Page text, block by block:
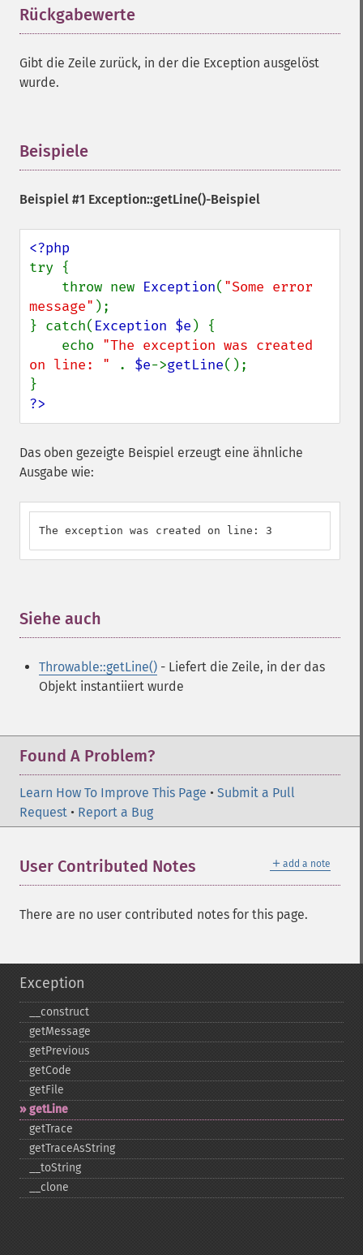
Rückgabewerte
Gibt die Zeile zurück, in der die Exception ausgelöst
wurde.
Beispiele
Beispiel #1 Exception::getLine()-Beispiel
try {
    throw new
Exception( "Some error
message" );
} catch( Exception $e ) {
    echo
"The exception was created
on line: "
. $e->getLine();
?>
Das oben gezeigte Beispiel erzeugt eine ähnliche
Ausgabe wie:
The exception was created on line: 3
Siehe auch
Throwable::getLine() - Liefert die Zeile, in der das
Objekt instantiiert wurde
Found A Problem?
Learn How To Improve This Page • Submit a Pull
Request • Report a Bug
＋ add a note
User Contributed Notes
There are no user contributed notes for this page.
Exception
_​_​construct
getMessage
getPrevious
getCode
getFile
getLine
getTrace
getTraceAsString
_​_​toString
_​_​clone